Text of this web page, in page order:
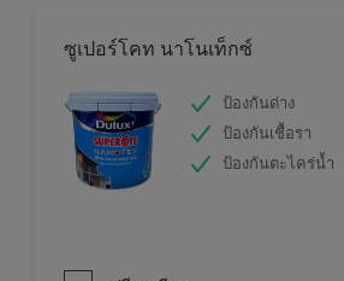
ซูเปอร์โคท นาโนเท็กซ์
ป้องกันด่าง
ป้องกันเชื้อรา
ป้องกันตะไคร่น้ำ